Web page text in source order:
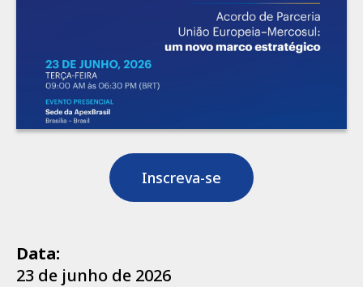
Inscreva-se
Data:
23 de junho de 2026